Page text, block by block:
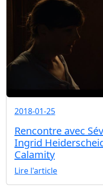
2018-01-25
Rencontre avec
Ingrid
Calamity
Lire l'article